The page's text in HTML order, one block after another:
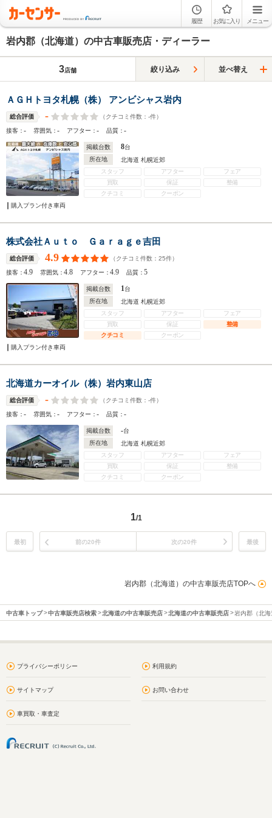
履歴 お気に入り メニュー
岩内郡（北海道）の中古車販売店・ディーラー
3店舗 絞り込み 並べ替え
ＡＧＨトヨタ札幌（株） アンビシャス岩内
総合評価 - （クチコミ件数： -件）
接客：- 雰囲気：- アフター：- 品質：-
掲載台数 8台
所在地
北海道 札幌近郊
スタッフ
アフター
フェア
買取
保証
整備
クチコミ
クーポン
購入プラン付き車両
株式会社Ａｕｔｏ Ｇａｒａｇｅ吉田
総合評価 4.9 （クチコミ件数： 25件）
接客：4.9 雰囲気：4.8 アフター：4.9 品質：5
掲載台数 1台
所在地
北海道 札幌近郊
スタッフ
アフター
フェア
買取
保証
整備
クチコミ
クーポン
購入プラン付き車両
北海道カーオイル（株）岩内東山店
総合評価 - （クチコミ件数： -件）
接客：- 雰囲気：- アフター：- 品質：-
掲載台数 -台
所在地
北海道 札幌近郊
スタッフ
アフター
フェア
買取
保証
整備
クチコミ
クーポン
1/1
最初 前の20件 次の20件 最後
岩内郡（北海道）の中古車販売店TOPへ
中古車トップ 中古車販売店検索 北海道の中古車販売店 北海道の中古車販売店 岩内郡（北
プライバシーポリシー 利用規約
サイトマップ お問い合わせ
車買取・車査定